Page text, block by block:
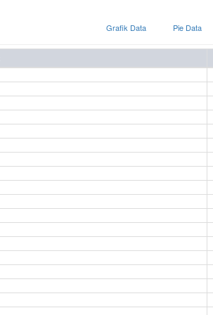
Grafik Data Pie Data